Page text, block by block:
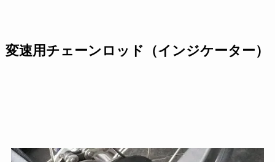
変速用チェーンロッド（インジケーター）